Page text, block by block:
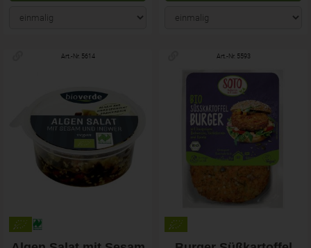
Art.-Nr. 5614 Art.-Nr. 5593